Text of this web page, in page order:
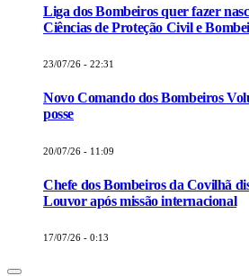
Liga dos Bombeiros quer fazer
Ciências de Proteção Civil e
23/07/26 - 22:31
Novo Comando dos Bombeiros
posse
20/07/26 - 11:09
Chefe dos Bombeiros da Covilhã
Louvor após missão internacional
17/07/26 - 0:13